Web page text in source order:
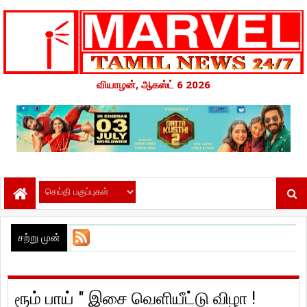
வியாழன், ஆகஸ்ட் 6 2026
சற்று முன்
ரூம் பாய் " இசை வெளியீட்டு விழா !